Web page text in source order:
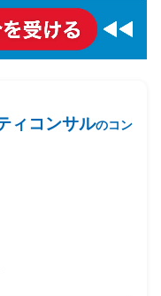
ィコンサルのコン